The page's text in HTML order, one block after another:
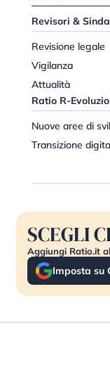
Revisori &
Revisione legale
Vigilanza
Attualità
Ratio R-
Nuove aree di
Transizione
SCEGLI
Aggiungi Ratio.it
Imposta su